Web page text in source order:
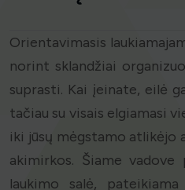
Orientavimasis
norint sklandžiai
suprasti. Kai įeinate, eilė
tačiau su visais elgiamasi
iki jūsų mėgstamo atlikėjo
akimirkos. Šiame vadove
laukimo salė,